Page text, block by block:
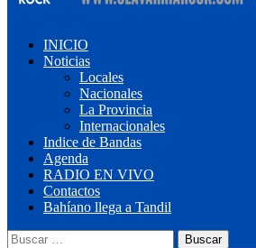
INICIO
Noticias
Locales
Nacionales
La Provincia
Internacionales
Indice de Bandas
Agenda
RADIO EN VIVO
Contactos
Bahíano llega a Tandil
Buscar: